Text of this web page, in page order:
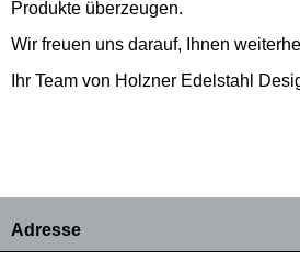
Produkte überzeugen.
Wir freuen uns darauf, Ihnen
Ihr Team von Holzner Edelstahl
Adresse